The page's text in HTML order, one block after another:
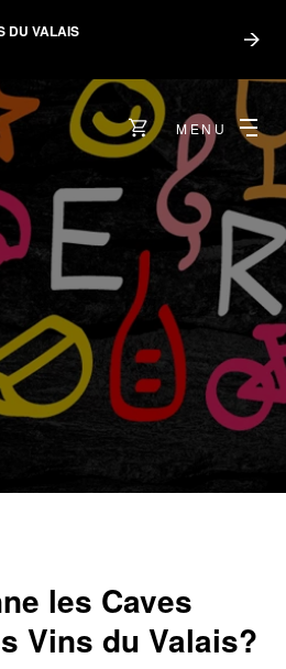
DU VALAIS
MENU
les Caves
Vins du Valais?